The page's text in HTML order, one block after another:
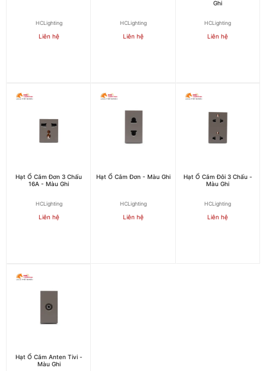
HCLighting
Liên hệ
HCLighting
Liên hệ
Ghi
HCLighting
Liên hệ
Hạt Ổ Cắm Đơn 3 Chấu
16A - Màu Ghi
HCLighting
Liên hệ
Hạt Ổ Cắm Đơn - Màu Ghi
HCLighting
Liên hệ
Hạt Ổ Cắm Đôi 3 Chấu -
Màu Ghi
HCLighting
Liên hệ
Hạt Ổ Cắm Anten Tivi -
Màu Ghi